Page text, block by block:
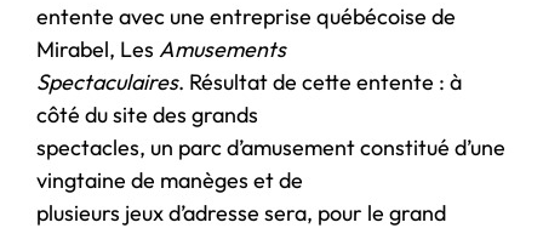
entente avec une entreprise québécoise de
Mirabel, Les Amusements
Spectaculaires. Résultat de cette entente : à
côté du site des grands
spectacles, un parc d’amusement constitué d’une
vingtaine de manèges et de
plusieurs jeux d’adresse sera, pour le grand